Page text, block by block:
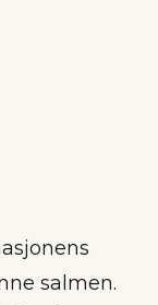
salmen.